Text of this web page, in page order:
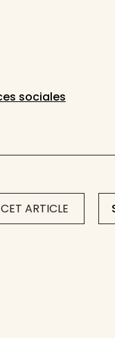
sociales
ARTICLE